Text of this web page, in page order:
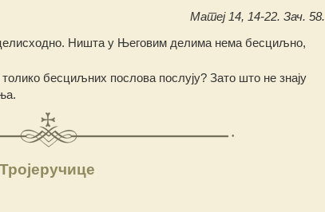
Матеј 14, 14-22. Зач. 58.
Ништа у Његовим делима нема бесциљно,
бесциљних послова послују? Зато што не знају